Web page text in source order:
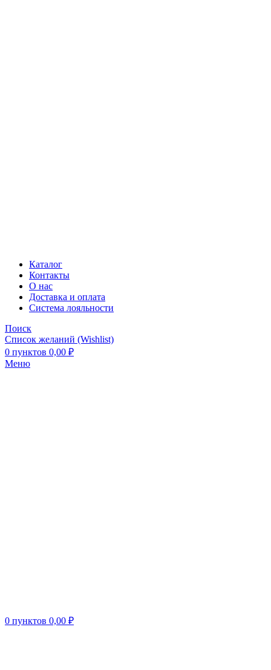
Каталог
Контакты
О нас
Доставка и оплата
Система лояльности
Поиск
Список желаний (Wishlist)
0 пунктов 0,00 ₽
Меню
0 пунктов 0,00 ₽